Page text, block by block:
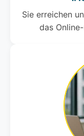
Sie erreichen
das